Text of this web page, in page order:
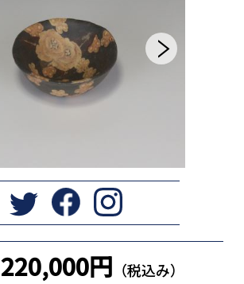
220,000円 （税込み）